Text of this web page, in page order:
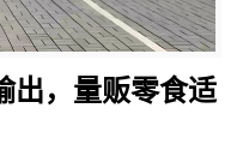
出，量贩零食适